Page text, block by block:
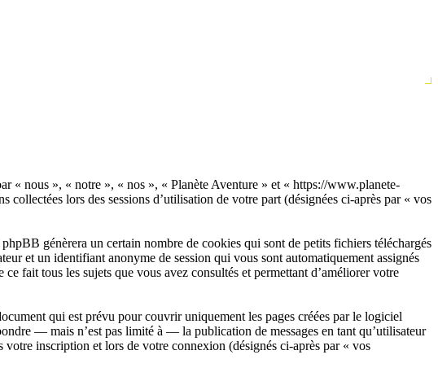
« nous », « notre », « nos », « Planète Aventure » et « https://www.planete-
lors des sessions d’utilisation de votre part (désignées ci-après par « vos
génèrera un certain nombre de cookies qui sont de petits fichiers téléchargés
et un identifiant anonyme de session qui vous sont automatiquement assignés
fait tous les sujets que vous avez consultés et permettant d’améliorer votre
qui est prévu pour couvrir uniquement les pages créées par le logiciel
— mais n’est pas limité à — la publication de messages en tant qu’utilisateur
inscription et lors de votre connexion (désignés ci-après par « vos